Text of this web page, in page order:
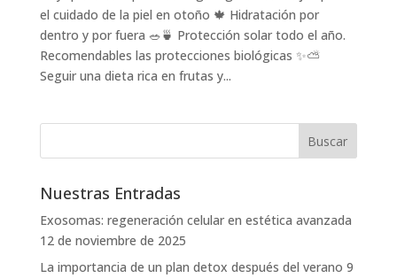
el cuidado de la piel en otoño 🍁 Hidratación por
dentro y por fuera 🥗🍵 Protección solar todo el año.
Recomendables las protecciones biológicas ✨⛅
Seguir una dieta rica en frutas y...
Nuestras Entradas
Exosomas: regeneración celular en estética avanzada
12 de noviembre de 2025
La importancia de un plan detox después del verano 9